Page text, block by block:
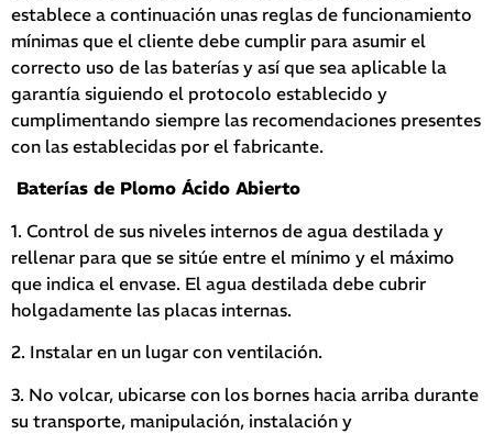
establece a continuación unas reglas de funcionamiento
mínimas que el cliente debe cumplir para asumir el
correcto uso de las baterías y así que sea aplicable la
garantía siguiendo el protocolo establecido y
cumplimentando siempre las recomendaciones presentes
con las establecidas por el fabricante.
Baterías de Plomo Ácido Abierto
1. Control de sus niveles internos de agua destilada y
rellenar para que se sitúe entre el mínimo y el máximo
que indica el envase. El agua destilada debe cubrir
holgadamente las placas internas.
2. Instalar en un lugar con ventilación.
3. No volcar, ubicarse con los bornes hacia arriba durante
su transporte, manipulación, instalación y